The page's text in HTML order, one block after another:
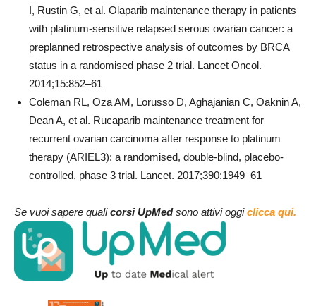
I, Rustin G, et al. Olaparib maintenance therapy in patients
with platinum-sensitive relapsed serous ovarian cancer: a
preplanned retrospective analysis of outcomes by BRCA
status in a randomised phase 2 trial. Lancet Oncol.
2014;15:852–61
Coleman RL, Oza AM, Lorusso D, Aghajanian C, Oaknin A,
Dean A, et al. Rucaparib maintenance treatment for
recurrent ovarian carcinoma after response to platinum
therapy (ARIEL3): a randomised, double-blind, placebo-
controlled, phase 3 trial. Lancet. 2017;390:1949–61
Se vuoi sapere qualicorsi UpMedsono attivi oggiclicca qui.